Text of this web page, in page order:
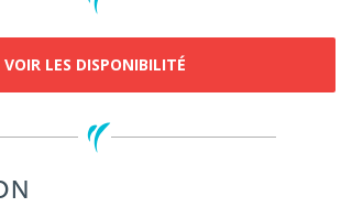
VOIR LES DISPONIBILITÉ